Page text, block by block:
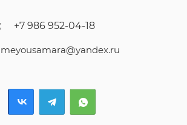
+7 986 952-04-18
meyousamara@yandex.ru